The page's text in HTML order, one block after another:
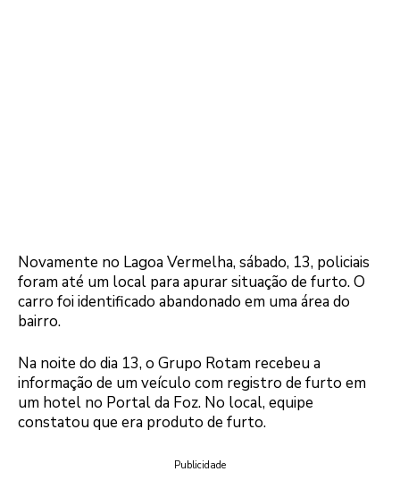
Novamente no Lagoa Vermelha, sábado, 13, policiais
foram até um local para apurar situação de furto. O
carro foi identificado abandonado em uma área do
bairro.
Na noite do dia 13, o Grupo Rotam recebeu a
informação de um veículo com registro de furto em
um hotel no Portal da Foz. No local, equipe
constatou que era produto de furto.
Publicidade